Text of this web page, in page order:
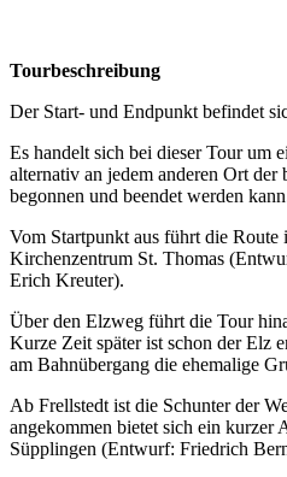
Tourbeschreibung
Der Start- und Endpunkt befindet
Es handelt sich bei dieser Tour um
alternativ an jedem anderen Ort der
begonnen und beendet werden
Vom Startpunkt aus führt die
Kirchenzentrum St. Thomas
Erich Kreuter).
Über den Elzweg führt die Tour
Kurze Zeit später ist schon der Elz
am Bahnübergang die ehemalige
Ab Frellstedt ist die Schunter der
angekommen bietet sich ein kurzer
Süpplingen (Entwurf: Friedrich